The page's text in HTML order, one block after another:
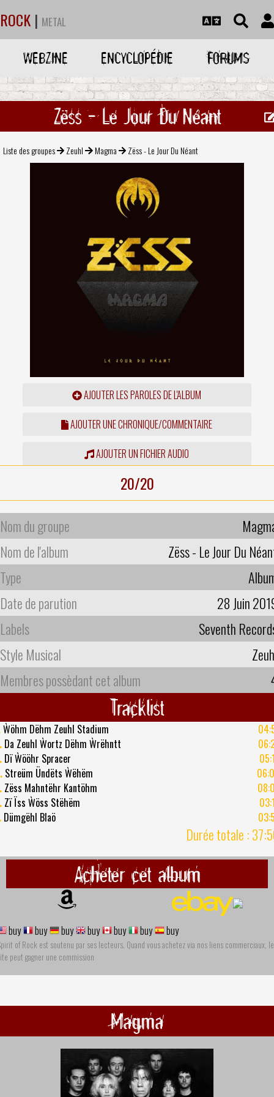
ROCK | METAL
WEBZINE ENCYCLOPÉDIE FORUMS
Zëss - Le Jour Du Néant
Liste des groupes Zeuhl Magma Zëss - Le Jour Du Néant
AJOUTER LES PAROLES DE L'ALBUM
AJOUTER UNE CHRONIQUE/COMMENTAIRE
AJOUTER UN FICHIER AUDIO
20/20
Nom du groupe
Nom de l'album
Zëss - Le Jour Du
Type
Date de parution
28 Juin
Labels
Seventh
Style Musical
Membres possèdant cet album
Tracklist
Ẁöhm Dëhm Zeuhl Stadium
Da Zeuhl Ẁortz Dëhm Ẁrëhntt
Dï Ẁööhr Spracer
Streüm Ündëts Ẁëhëm
Zëss Mahntëhr Kantöhm
Zï Ïss Ẁöss Stëhëm
Dümgëhl Blaö
Durée totale :
Acheter cet album
buy buy buy buy buy buy buy
of Rock est soutenu par ses lecteurs. Quand vous achetez via nos liens commerciaux, le
peut gagner une commission
Magma